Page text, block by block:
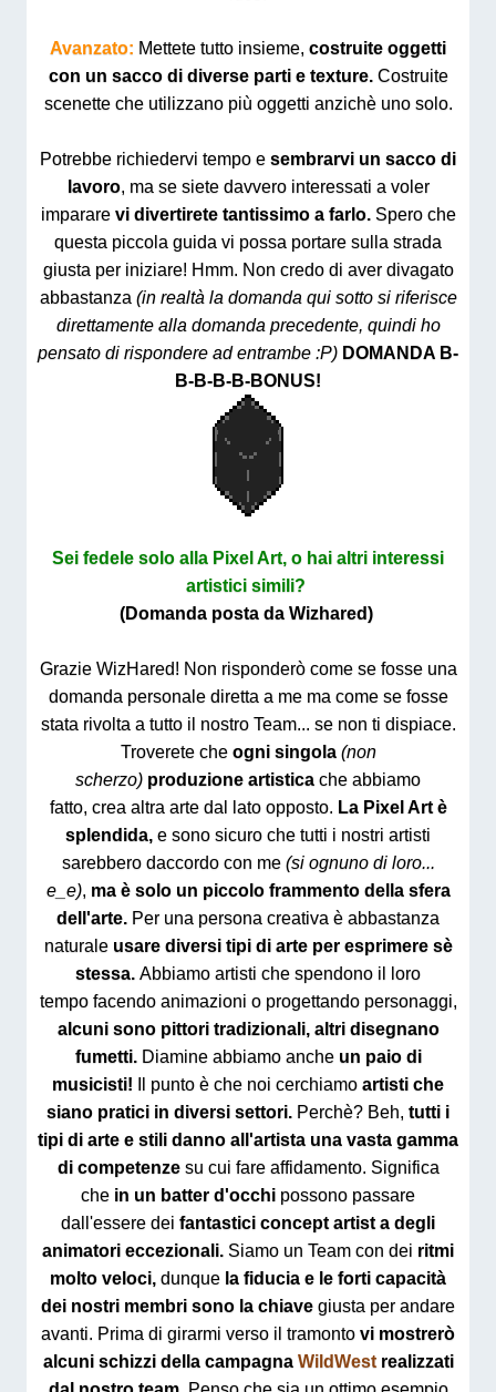
Avanzato: Mettete tutto insieme, costruite oggetti
con un sacco di diverse parti e texture. Costruite
scenette che utilizzano più oggetti anzichè uno solo.
Potrebbe richiedervi tempo e sembrarvi un sacco di
lavoro, ma se siete davvero interessati a voler
imparare vi divertirete tantissimo a farlo. Spero che
questa piccola guida vi possa portare sulla strada
giusta per iniziare! Hmm. Non credo di aver divagato
abbastanza (in realtà la domanda qui sotto si riferisce
direttamente alla domanda precedente, quindi ho
pensato di rispondere ad entrambe :P) DOMANDA B-
B-B-B-B-BONUS!
Sei fedele solo alla Pixel Art, o hai altri interessi
artistici simili?
(Domanda posta da Wizhared)
Grazie WizHared! Non risponderò come se fosse una
domanda personale diretta a me ma come se fosse
stata rivolta a tutto il nostro Team... se non ti dispiace.
Troverete che ogni singola (non
scherzo) produzione artistica che abbiamo
fatto, crea altra arte dal lato opposto. La Pixel Art è
splendida, e sono sicuro che tutti i nostri artisti
sarebbero daccordo con me (si ognuno di loro...
e_e), ma è solo un piccolo frammento della sfera
dell'arte. Per una persona creativa è abbastanza
naturale usare diversi tipi di arte per esprimere sè
stessa. Abbiamo artisti che spendono il loro
tempo facendo animazioni o progettando personaggi,
alcuni sono pittori tradizionali, altri disegnano
fumetti. Diamine abbiamo anche un paio di
musicisti! Il punto è che noi cerchiamo artisti che
siano pratici in diversi settori. Perchè? Beh, tutti i
tipi di arte e stili danno all'artista una vasta gamma
di competenze su cui fare affidamento. Significa
che in un batter d'occhi possono passare
dall'essere dei fantastici concept artist a degli
animatori eccezionali. Siamo un Team con dei ritmi
molto veloci, dunque la fiducia e le forti capacità
dei nostri membri sono la chiave giusta per andare
avanti. Prima di girarmi verso il tramonto vi mostrerò
alcuni schizzi della campagna WildWest realizzati